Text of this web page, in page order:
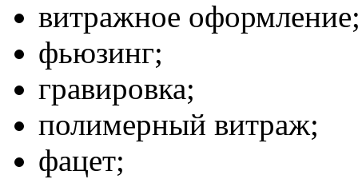
витражное
фьюзинг;
гравировка;
полимерный витраж;
фацет;